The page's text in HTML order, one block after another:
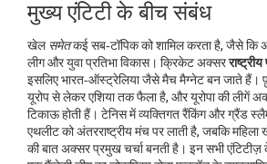
मुख्य एंटिटी के बीच संबंध
खेल समेतकई सब‑टॉपिक को शामिल करता है, जैसे कि
लीग और युवा प्रतिभा विकास। क्रिकेट अक्सर
इसलिए भारत‑ऑस्ट्रेलिया जैसे मैच मैग्नेट बन जाते हैं।
यूरोप से लेकर एशिया तक फैला है, और यूरोपा की लीगें
टिकाऊ होती हैं। टेनिस में व्यक्तिगत रैंकिंग और ग्रैंड
एथलीट को अंतरराष्ट्रीय मंच पर लाती है, जबकि
की बात अक्सर प्रमुख चर्चा बनती है। इन सभी